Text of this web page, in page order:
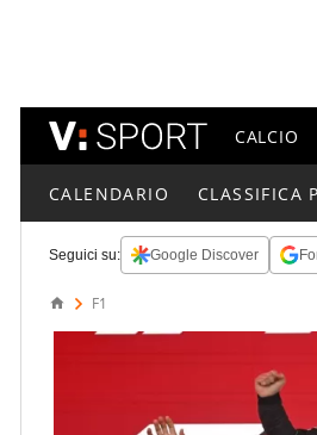
CALCIO
CALENDARIO CLASSIFICA
Seguici su: Google Discover
F1